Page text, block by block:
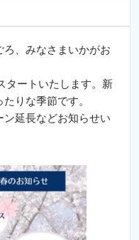
、みなさまいかがお
タートいたします。新
りな季節です。
ン延長などお知らせい